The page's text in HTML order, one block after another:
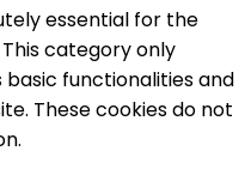
essential for the
category only
functionalities and
These cookies do not